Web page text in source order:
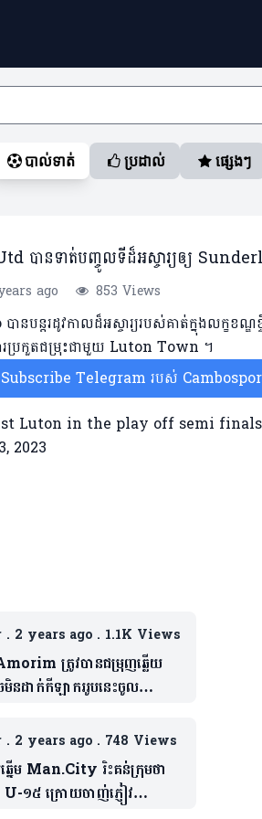
បាល់ទាត់ ប្រដាល់ ផ្សេងៗ
បានទាត់បញ្ចូលទីដ៏អស្ចារ្យឲ្យ
ago 853 Views
នបន្តរដូវកាលដ៏អស្ចារ្យរបស់គាត់ក្នុងលក្ខ
រប្រកួតជម្រុះជាមួយ Luton Town ។
Telegram របស់
Luton in the play off semi
2023
. 2 years ago. 1.1K Views
ត្រូវបានជម្រុញឆ្លើយ
មិនដាក់កីឡាកររូបនេះចូល
. 2 years ago. 748 Views
ឆ្នើម Man.City រិះគន់ក្រុមថា
១៥ ក្រោយចាញ់ភ្ញៀវ